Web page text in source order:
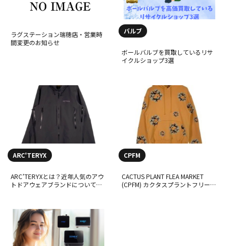
ラグステーション瑞穂店・営業時
間変更のお知らせ
バルブ
ボールバルブを買取しているリサ
イクルショップ3選
ARC'TERYX
ARC’TERYXとは？近年人気のアウ
トドアウェアブランドについて詳
CPFM
CACTUS PLANT FLEA MARKET
(CPFM) カクタスプラントフリーマ